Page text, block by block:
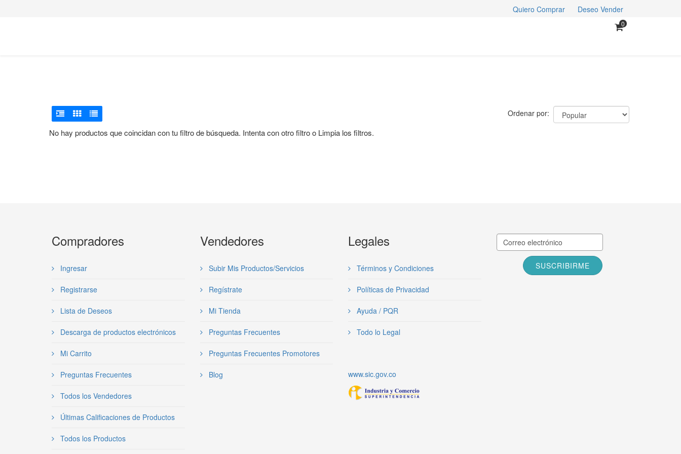
Quiero Comprar Deseo Vender
0
Ordenar por:
No hay productos que coincidan con tu filtro de búsqueda. Intenta con otro filtro o Limpia los filtros.
Compradores
Ingresar
Registrarse
Lista de Deseos
Descarga de productos electrónicos
Mi Carrito
Preguntas Frecuentes
Todos los Vendedores
Últimas Calificaciones de Productos
Todos los Productos
Vendedores
Subir Mis Productos/Servicios
Regístrate
Mi Tienda
Preguntas Frecuentes
Preguntas Frecuentes Promotores
Blog
Legales
Términos y Condiciones
Políticas de Privacidad
Ayuda / PQR
Todo lo Legal
www.sic.gov.co